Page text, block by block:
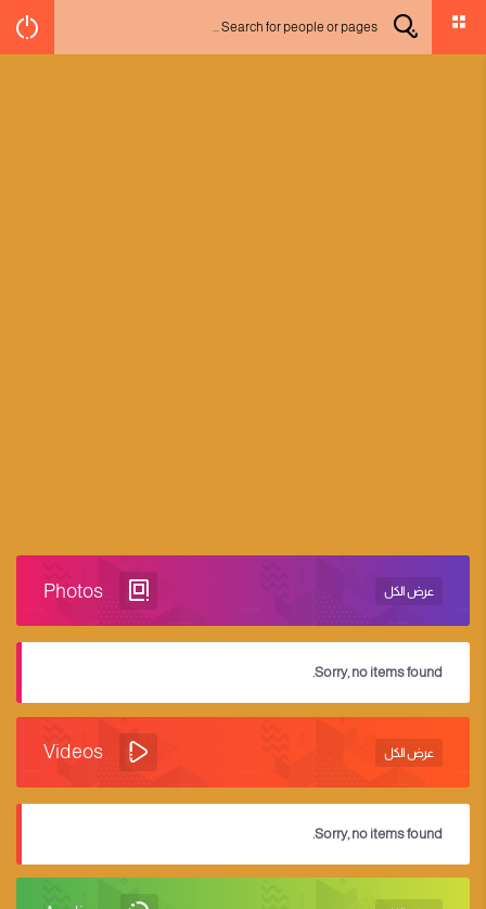
Photos عرض الكل
Sorry, no items found.
Videos عرض الكل
Sorry, no items found.